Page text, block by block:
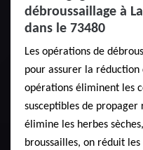
débroussaillage à
dans le 73480
Les opérations de
pour assurer la réduction
opérations éliminent les
susceptibles de
élimine les herbes
broussailles, on réduit